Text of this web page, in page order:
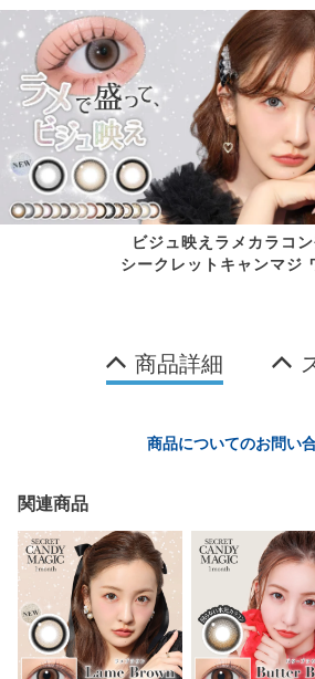
ビジュ映えラメカラコ
シークレットキャンマジ
商品詳細
商品についてのお問い
関連商品